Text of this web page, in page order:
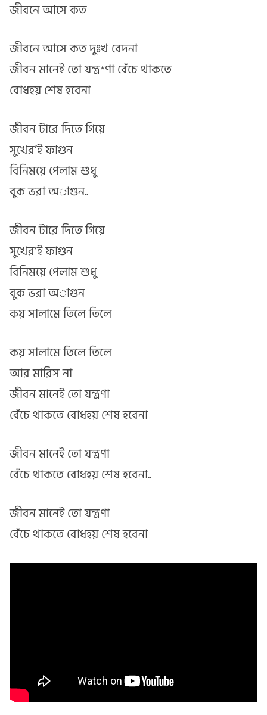
জীবনে আসে কত
জীবনে আসে কত দুঃখ বেদনা
জীবন মানেই তো যন্ত্র*ণা বেঁচে থাকতে
বোধহয় শেষ হবেনা
জীবন টারে দিতে গিয়ে
সুখের’ই ফাগুন
বিনিময়ে পেলাম শুধু
বুক ভরা অাগুন..
জীবন টারে দিতে গিয়ে
সুখের’ই ফাগুন
বিনিময়ে পেলাম শুধু
বুক ভরা অাগুন
কয় সালামে তিলে তিলে
কয় সালামে তিলে তিলে
আর মারিস না
জীবন মানেই তো যন্ত্রণা
বেঁচে থাকতে বোধহয় শেষ হবেনা
জীবন মানেই তো যন্ত্রণা
বেঁচে থাকতে বোধহয় শেষ হবেনা..
জীবন মানেই তো যন্ত্রণা
বেঁচে থাকতে বোধহয় শেষ হবেনা